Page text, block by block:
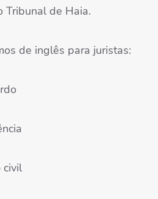
Tribunal de Haia.
de inglês para juristas:
civil